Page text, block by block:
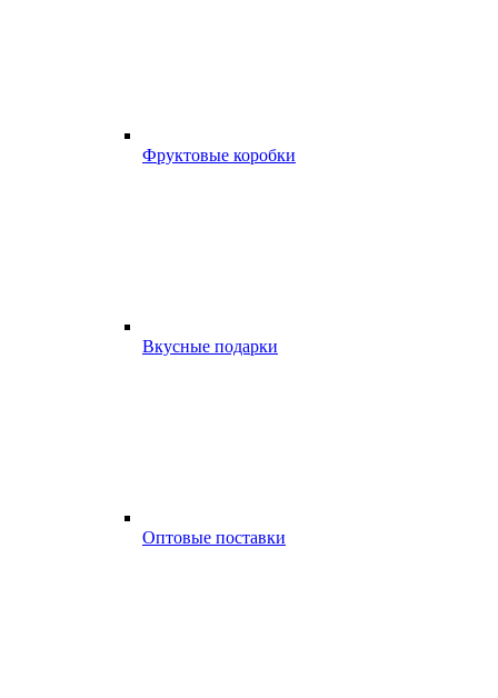
Фруктовые коробки
Вкусные подарки
Оптовые поставки